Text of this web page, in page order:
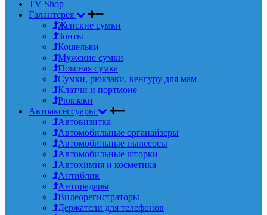
TV Shop
Галантерея
Женские сумки
Зонты
Кошельки
Мужские сумки
Поясная сумка
Сумки, рюкзаки, кенгуру для мам
Клатчи и портмоне
Рюкзаки
Автоаксессуары
Автовизитка
Автомобильные органайзеры
Автомобильные пылесосы
Автомобильные шторки
Автохимия и косметика
Антиблик
Антирадары
Видеорегистраторы
Держатели для телефонов